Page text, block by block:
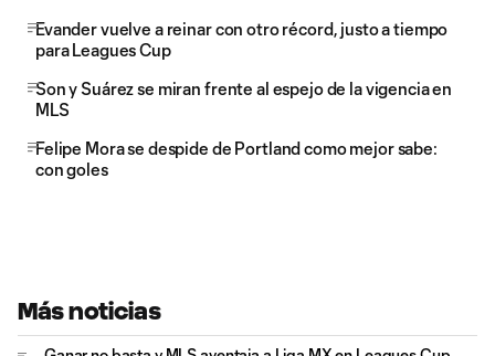
Evander vuelve a reinar con otro récord, justo a tiempo
para Leagues Cup
Son y Suárez se miran frente al espejo de la vigencia en
MLS
Felipe Mora se despide de Portland como mejor sabe:
con goles
Más noticias